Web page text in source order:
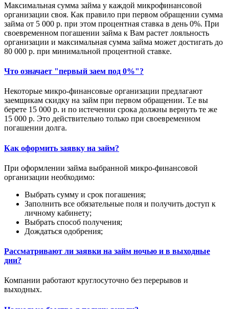
Максимальная сумма займа у каждой микрофинансовой
организации своя. Как правило при первом обращении сумма
займа от 5 000 р. при этом процентная ставка в день 0%. При
своевременном погашении займа к Вам растет лояльность
организации и максимальная сумма займа может достигать до
80 000 р. при минимальной процентной ставке.
Что означает "первый заем под 0%"?
Некоторые микро-финансовые организации предлагают
заемщикам скидку на займ при первом обращении. Т.е вы
берете 15 000 р. и по истечении срока должны вернуть те же
15 000 р. Это действительно только при своевременном
погашении долга.
Как оформить заявку на займ?
При оформлении займа выбранной микро-финансовой
организации необходимо:
Выбрать сумму и срок погашения;
Заполнить все обязательные поля и получить доступ к
личному кабинету;
Выбрать способ получения;
Дождаться одобрения;
Рассматривают ли заявки на займ ночью и в выходные
дни?
Компании работают круглосуточно без перерывов и
выходных.